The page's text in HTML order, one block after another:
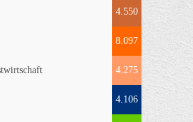
4.550
8.097
4.275
4.106